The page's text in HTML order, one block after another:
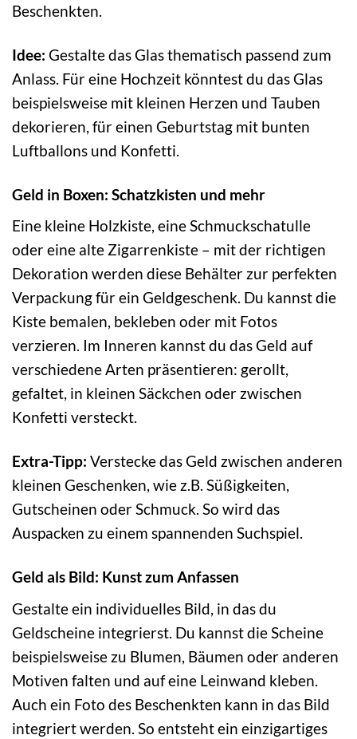
Beschenkten.
Idee: Gestalte das Glas thematisch passend zum
Anlass. Für eine Hochzeit könntest du das Glas
beispielsweise mit kleinen Herzen und Tauben
dekorieren, für einen Geburtstag mit bunten
Luftballons und Konfetti.
Geld in Boxen: Schatzkisten und mehr
Eine kleine Holzkiste, eine Schmuckschatulle
oder eine alte Zigarrenkiste – mit der richtigen
Dekoration werden diese Behälter zur perfekten
Verpackung für ein Geldgeschenk. Du kannst die
Kiste bemalen, bekleben oder mit Fotos
verzieren. Im Inneren kannst du das Geld auf
verschiedene Arten präsentieren: gerollt,
gefaltet, in kleinen Säckchen oder zwischen
Konfetti versteckt.
Extra-Tipp: Verstecke das Geld zwischen anderen
kleinen Geschenken, wie z.B. Süßigkeiten,
Gutscheinen oder Schmuck. So wird das
Auspacken zu einem spannenden Suchspiel.
Geld als Bild: Kunst zum Anfassen
Gestalte ein individuelles Bild, in das du
Geldscheine integrierst. Du kannst die Scheine
beispielsweise zu Blumen, Bäumen oder anderen
Motiven falten und auf eine Leinwand kleben.
Auch ein Foto des Beschenkten kann in das Bild
integriert werden. So entsteht ein einzigartiges